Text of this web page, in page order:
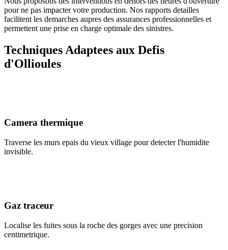
pour ne pas impacter votre production. Nos rapports detailles
facilitent les demarches aupres des assurances professionnelles et
permettent une prise en charge optimale des sinistres.
Techniques Adaptees aux Defis
d'Ollioules
Camera thermique
Traverse les murs epais du vieux village pour detecter l'humidite
invisible.
Gaz traceur
Localise les fuites sous la roche des gorges avec une precision
centimetrique.